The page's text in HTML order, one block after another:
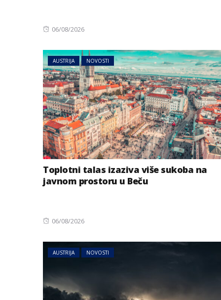
Posted
06/08/2026
AUSTRIJA NOVOSTI
Toplotni talas izaziva više sukoba na
javnom prostoru u Beču
Posted
06/08/2026
AUSTRIJA NOVOSTI
dijelovima